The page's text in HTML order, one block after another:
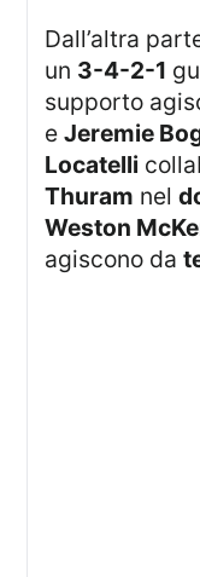
Dall’altra parte, Luciano Spalletti schiera
un 3-4-2-1
supporto
eJeremie
Locatelli
Thuram nel
Weston
agiscono da